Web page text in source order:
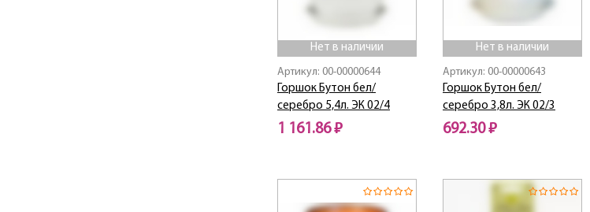
Нет в наличии
Артикул: 00-00000644
Горшок Бутон бел/
серебро 5,4л. ЭК 02/4
1 161.86 ₽
Нет в наличии
Артикул: 00-00000643
Горшок Бутон бел/
серебро 3,8л. ЭК 02/3
692.30 ₽